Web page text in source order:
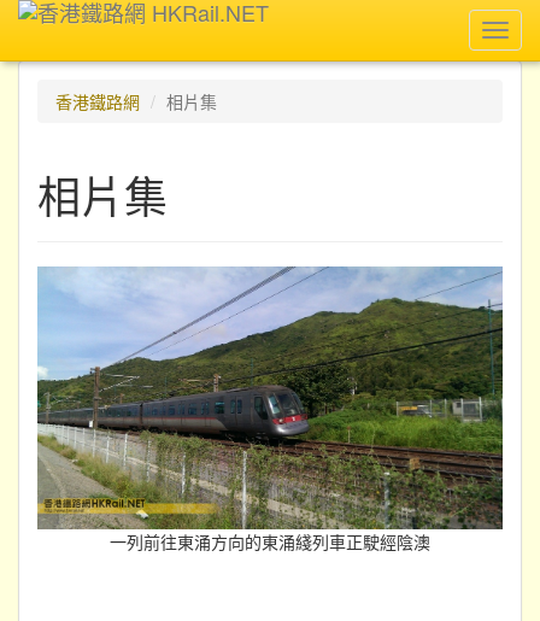
香港鐵路網
相片集
相片集
一列前往東涌方向的東涌綫列車正駛經陰澳